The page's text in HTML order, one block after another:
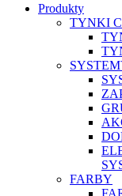
Produkty
TYNKI
FARBY